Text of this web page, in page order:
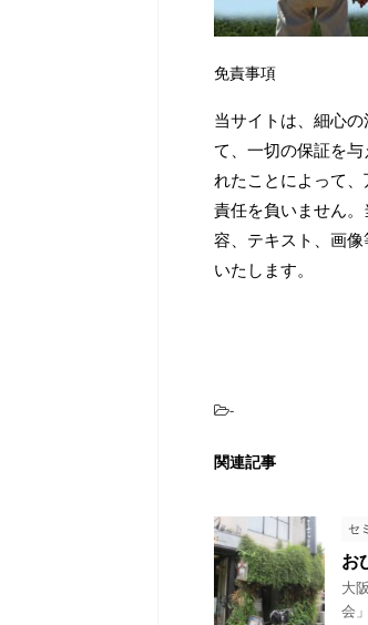
免責事項
当サイトは、細心
て、一切の保証を
れたことによって
責任を負いません
容、テキスト、画
いたします。
-
関連記事
セ
お
大
会